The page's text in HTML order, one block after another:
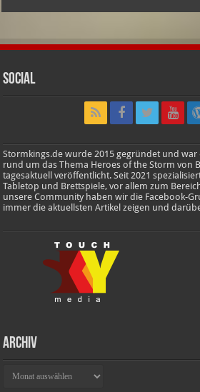
Social
Stormkings.de wurde 2015 gegründet und war
rund um das Thema Heroes of the Storm von
tagesaktuell veröffentlicht. Seit 2021
Tabletop und Brettspiele, vor allem zum
unsere Community haben wir die Facebook-
immer die aktuellsten Artikel zeigen und
Archiv